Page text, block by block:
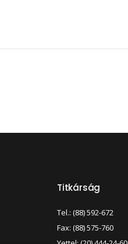
Titkárság
Tel.: (88) 592-672
Fax: (88) 575-760